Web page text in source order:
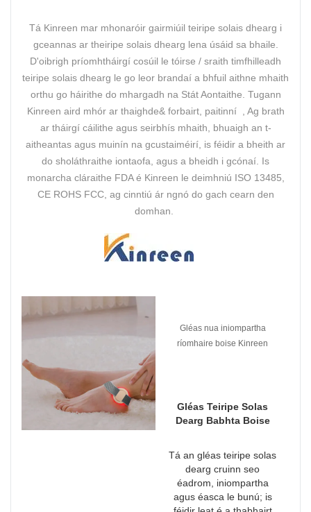
Tá Kinreen mar mhonaróir gairmiúil teiripe solais dhearg i
gceannas ar theiripe solais dhearg lena úsáid sa bhaile.
D'oibrigh príomhtháirgí cosúil le tóirse / sraith timfhilleadh
teiripe solais dhearg le go leor brandaí a bhfuil aithne mhaith
orthu go háirithe do mhargadh na Stát Aontaithe. Tugann
Kinreen aird mhór ar thaighde& forbairt, paitinní , Ag brath
ar tháirgí cáilithe agus seirbhís mhaith, bhuaigh an t-
aitheantas agus muinín na gcustaiméirí, is féidir a bheith ar
do sholáthraithe iontaofa, agus a bheidh i gcónaí. Is
monarcha cláraithe FDA é Kinreen le deimhniú ISO 13485,
CE ROHS FCC, ag cinntiú ár ngnó do gach cearn den
domhan.
Gléas nua iniompartha
ríomhaire boise Kinreen
Gléas Teiripe Solas
Dearg Babhta Boise
Tá an gléas teiripe solas
dearg cruinn seo
éadrom, iniompartha
agus éasca le bunú; is